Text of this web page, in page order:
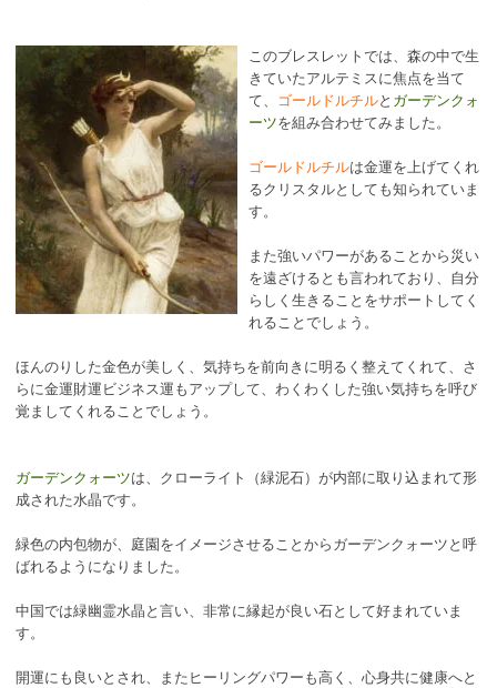
このブレスレットでは、森の中で生
きていたアルテミスに焦点を当て
て、 ゴールドルチルと ガーデンクォ
ーツを組み合わせてみました。
ゴールドルチルは金運を上げてくれ
るクリスタルとしても知られていま
す。
また強いパワーがあることから災い
を遠ざけるとも言われており、自分
らしく生きることをサポートしてく
れることでしょう。
ほんのりした金色が美しく、気持ちを前向きに明るく整えてくれて、さ
らに金運財運ビジネス運もアップして、わくわくした強い気持ちを呼び
覚ましてくれることでしょう。
ガーデンクォーツは、クローライト（緑泥石）が内部に取り込まれて形
成された水晶です。
緑色の内包物が、庭園をイメージさせることからガーデンクォーツと呼
ばれるようになりました。
中国では緑幽霊水晶と言い、非常に縁起が良い石として好まれていま
す。
開運にも良いとされ、またヒーリングパワーも高く、心身共に健康へと